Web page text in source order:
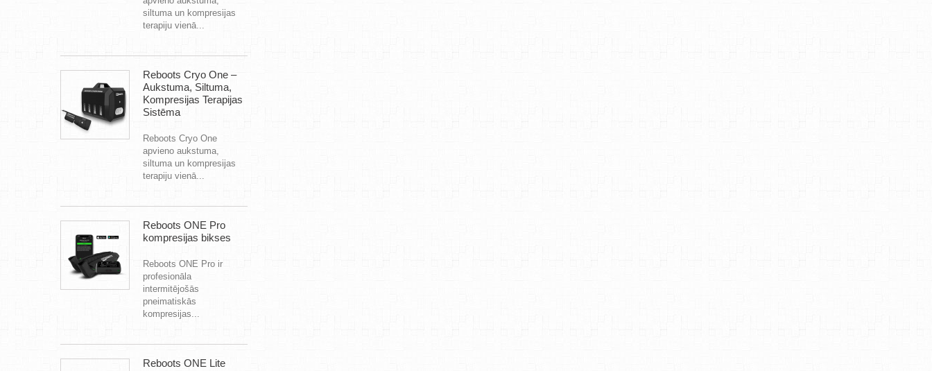
siltuma un kompresijas
terapiju vienā...
Reboots Cryo One –
Aukstuma, Siltuma,
Kompresijas Terapijas
Sistēma
Reboots Cryo One
apvieno aukstuma,
siltuma un kompresijas
terapiju vienā...
Reboots ONE Pro
kompresijas bikses
Reboots ONE Pro ir
profesionāla
intermitējošās
pneimatiskās
kompresijas...
Reboots ONE Lite